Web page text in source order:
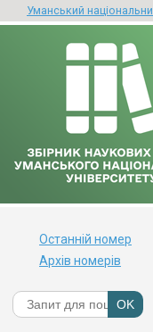
Уманський
Останній номер
Архів номерів